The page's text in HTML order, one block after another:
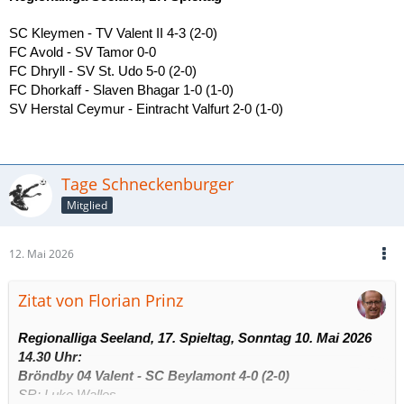
SC Kleymen - TV Valent II 4-3 (2-0)
FC Avold - SV Tamor 0-0
FC Dhryll - SV St. Udo 5-0 (2-0)
FC Dhorkaff - Slaven Bhagar 1-0 (1-0)
SV Herstal Ceymur - Eintracht Valfurt 2-0 (1-0)
Tage Schneckenburger
Mitglied
12. Mai 2026
Zitat von Florian Prinz
Regionalliga Seeland, 17. Spieltag, Sonntag 10. Mai 2026
14.30 Uhr:
Bröndby 04 Valent - SC Beylamont 4-0 (2-0)
SR: Luke Walles